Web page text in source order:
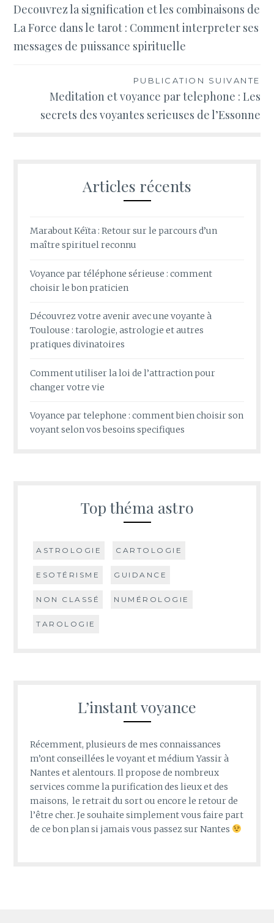
de
l’article
Decouvrez la signification et les combinaisons de
La Force dans le tarot : Comment interpreter ses
messages de puissance spirituelle
PUBLICATION SUIVANTE
Meditation et voyance par telephone : Les
secrets des voyantes serieuses de l’Essonne
Articles récents
Marabout Kéïta : Retour sur le parcours d’un
maître spirituel reconnu
Voyance par téléphone sérieuse : comment
choisir le bon praticien
Découvrez votre avenir avec une voyante à
Toulouse : tarologie, astrologie et autres
pratiques divinatoires
Comment utiliser la loi de l’attraction pour
changer votre vie
Voyance par telephone : comment bien choisir son
voyant selon vos besoins specifiques
Top théma astro
ASTROLOGIE CARTOLOGIE
ESOTÉRISME GUIDANCE
NON CLASSÉ NUMÉROLOGIE
TAROLOGIE
L’instant voyance
Récemment, plusieurs de mes connaissances
m’ont conseillées le voyant et médium Yassir à
Nantes et alentours. Il propose de nombreux
services comme la purification des lieux et des
maisons, le retrait du sort ou encore le retour de
l’être cher. Je souhaite simplement vous faire part
de ce bon plan si jamais vous passez sur Nantes